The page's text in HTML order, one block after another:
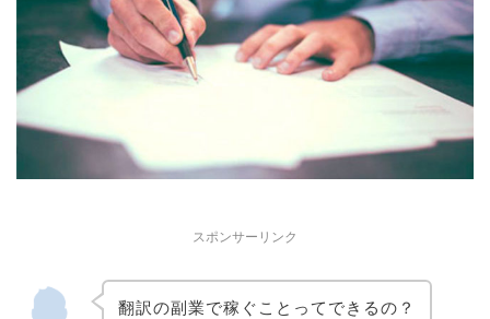
スポンサーリンク
翻訳の副業で稼ぐことってできるの？